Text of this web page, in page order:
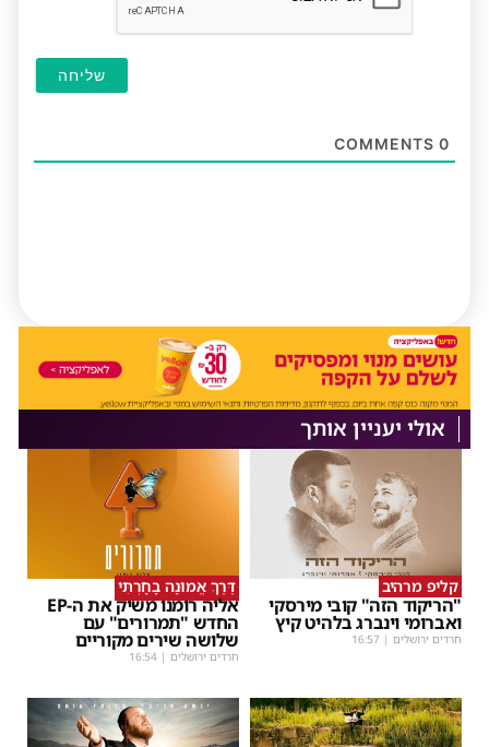
0
אולי יעניין אותך
קליפ מרהיב
"הריקוד הזה" קובי מירסקי
ואברומי וינברג בלהיט קיץ
חרדים ירושלים |
16:57
דֶּרֶךְ אֱמוּנָה בָחָרְתִּי
אליה רומנו משיק את ה-EP
החדש "תמרורים" עם
שלושה שירים מקוריים
חרדים ירושלים |
16:54